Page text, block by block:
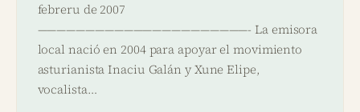
febreru de 2007
——————————————————————- La emisora
local nació en 2004 para apoyar el movimiento
asturianista Inaciu Galán y Xune Elipe,
vocalista…